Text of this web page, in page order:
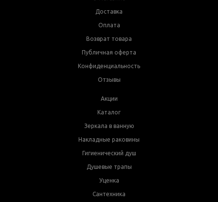
Доставка
Оплата
Возврат товара
Публичная оферта
Конфиденциальность
Отзывы
Акции
Каталог
Зеркала в ванную
Накладные раковины
Гигиенический душ
Душевые трапы
Уценка
Сантехника